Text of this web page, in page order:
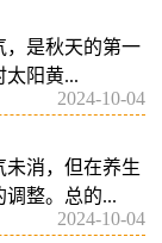
，是秋天的第一
太阳黄...
2024-10-04
未消，但在养生
调整。总的...
2024-10-04